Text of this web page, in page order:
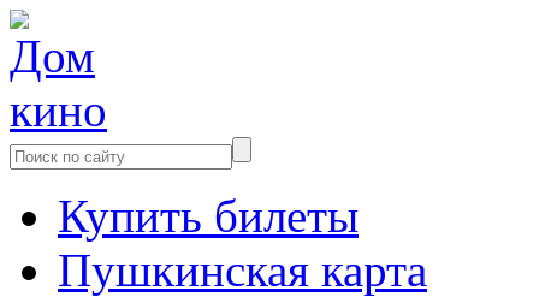
Купить билеты
Пушкинская карта